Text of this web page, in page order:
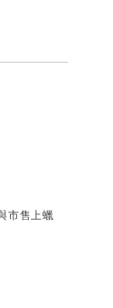
市售上蠟